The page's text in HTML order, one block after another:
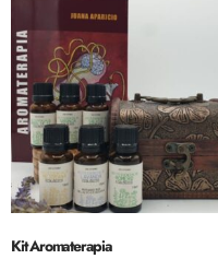
Kit Aromaterapia